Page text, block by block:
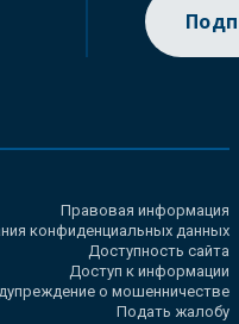
Правовая информация
конфиденциальных данных
Доступность сайта
Доступ к информации
о мошенничестве
Подать жалобу